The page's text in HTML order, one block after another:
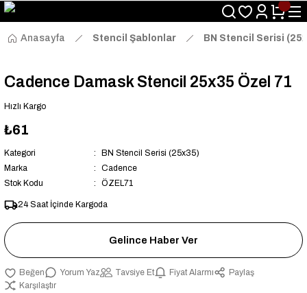
Size Özel "HG10" Kodu ile Sepette Hemen %10 İndirim Fırsatını
Kaçırmayın!
Anasayfa
Stencil Şablonlar BN Stencil Serisi
Cadence Damask Stencil 25x35 Özel 71
Hızlı Kargo
₺61
Kategori
BN Stencil Serisi (25x35)
Marka
Cadence
Stok Kodu
ÖZEL71
24 Saat İçinde Kargoda
Gelince Haber Ver
Yorum Yaz Tavsiye Et Fiyat Alarmı
Paylaş
Karşılaştır